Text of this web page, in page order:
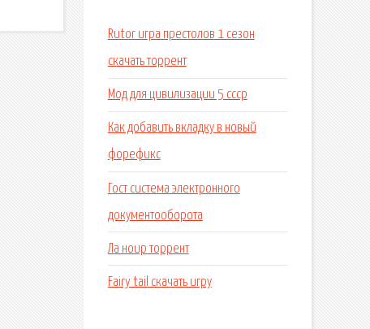
Rutor игра престолов 1 сезон
скачать торрент
Мод для цивилизации 5 ссср
Как добавить вкладку в новый
форефикс
Гост система электронного
документооборота
Ла ноир торрент
Fairy tail скачать игру